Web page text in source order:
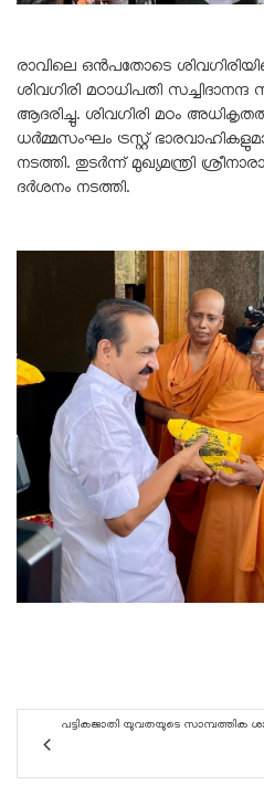
രാവിലെ ഒൻപതോടെ
ശിവഗിരി മഠാധിപതി
ആദരിച്ചു. ശിവഗിരി മഠം
ധർമ്മസംഘം ട്രസ്റ്റ്
നടത്തി. തുടർന്ന് മുഖ്യമന്ത്രി
ദർശനം നടത്തി.
പട്ടികജാതി യുവതയുടെ സാമ്പത്തിക